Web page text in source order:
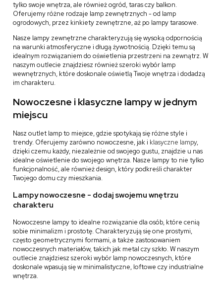
tylko swoje wnętrza, ale również ogród, taras czy balkon.
Oferujemy różne rodzaje lamp zewnętrznych - od lamp
ogrodowych, przez kinkiety zewnętrzne, aż po lampy tarasowe.
Nasze lampy zewnętrzne charakteryzują się wysoką odpornością
na warunki atmosferyczne i długą żywotnością. Dzięki temu są
idealnym rozwiązaniem do oświetlenia przestrzeni na zewnątrz. W
naszym outlecie znajdziesz również szeroki wybór lamp
wewnętrznych, które doskonale oświetlą Twoje wnętrza i dodadzą
im charakteru.
Nowoczesne i klasyczne lampy w jednym
miejscu
Nasz outlet lamp to miejsce, gdzie spotykają się różne style i
trendy. Oferujemy zarówno nowoczesne, jak i klasyczne lampy,
dzięki czemu każdy, niezależnie od swojego gustu, znajdzie u nas
idealne oświetlenie do swojego wnętrza. Nasze lampy to nie tylko
funkcjonalność, ale również design, który podkreśli charakter
Twojego domu czy mieszkania.
Lampy nowoczesne - dodaj swojemu wnętrzu
charakteru
Nowoczesne lampy to idealne rozwiązanie dla osób, które cenią
sobie minimalizm i prostotę. Charakteryzują się one prostymi,
często geometrycznymi formami, a także zastosowaniem
nowoczesnych materiałów, takich jak metal czy szkło. W naszym
outlecie znajdziesz szeroki wybór lamp nowoczesnych, które
doskonale wpasują się w minimalistyczne, loftowe czy industrialne
wnętrza.